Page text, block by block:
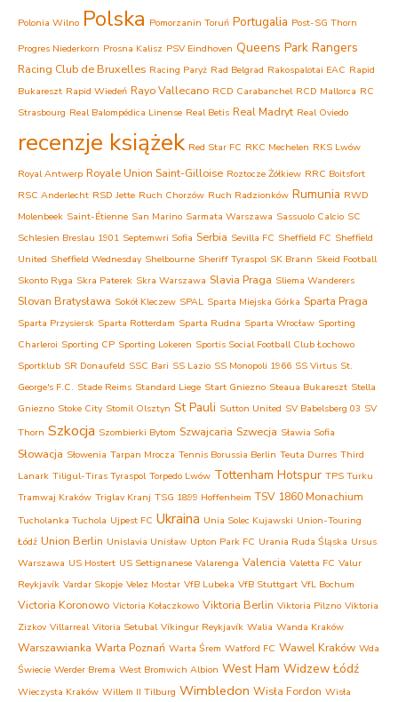
Polonia Wilno Polska Pomorzanin Toruń Portugalia Post-SG Thorn
Progres Niederkorn Prosna Kalisz PSV Eindhoven Queens Park Rangers
Racing Club de Bruxelles Racing Paryż Rad Belgrad Rakospalotai EAC Rapid
Bukareszt Rapid Wiedeń Rayo Vallecano RCD Carabanchel RCD Mallorca RC
Strasbourg Real Balompédica Linense Real Betis Real Madryt Real Oviedo
recenzje książek Red Star FC RKC Mechelen RKS Lwów
Royal Antwerp Royale Union Saint-Gilloise Roztocze Żółkiew RRC Boitsfort
RSC Anderlecht RSD Jette Ruch Chorzów Ruch Radzionków Rumunia RWD
Molenbeek Saint-Étienne San Marino Sarmata Warszawa Sassuolo Calcio SC
Schlesien Breslau 1901 Septemwri Sofia Serbia Sevilla FC Sheffield FC Sheffield
United Sheffield Wednesday Shelbourne Sheriff Tyraspol SK Brann Skeid Football
Skonto Ryga Skra Paterek Skra Warszawa Slavia Praga Sliema Wanderers
Slovan Bratysława Sokół Kleczew SPAL Sparta Miejska Górka Sparta Praga
Sparta Przysiersk Sparta Rotterdam Sparta Rudna Sparta Wrocław Sporting
Charleroi Sporting CP Sporting Lokeren Sportis Social Football Club Łochowo
Sportklub SR Donaufeld SSC Bari SS Lazio SS Monopoli 1966 SS Virtus St.
George's F.C. Stade Reims Standard Liege Start Gniezno Steaua Bukareszt Stella
Gniezno Stoke City Stomil Olsztyn St Pauli Sutton United SV Babelsberg 03 SV
Thorn Szkocja Szombierki Bytom Szwajcaria Szwecja Sławia Sofia
Słowacja Słowenia Tarpan Mrocza Tennis Borussia Berlin Teuta Durres Third
Lanark Tiligul-Tiras Tyraspol Torpedo Lwów Tottenham Hotspur TPS Turku
Tramwaj Kraków Triglav Kranj TSG 1899 Hoffenheim TSV 1860 Monachium
Tucholanka Tuchola Ujpest FC Ukraina Unia Solec Kujawski Union-Touring
Łódź Union Berlin Unislavia Unisław Upton Park FC Urania Ruda Śląska Ursus
Warszawa US Hostert US Settignanese Valarenga Valencia Valetta FC Valur
Reykjavík Vardar Skopje Velez Mostar VfB Lubeka VfB Stuttgart VfL Bochum
Victoria Koronowo Victoria Kołaczkowo Viktoria Berlin Viktoria Pilzno Viktoria
Zizkov Villarreal Vitoria Setubal Víkingur Reykjavík Walia Wanda Kraków
Warszawianka Warta Poznań Warta Śrem Watford FC Wawel Kraków Wda
Świecie Werder Brema West Bromwich Albion West Ham Widzew Łódź
Wieczysta Kraków Willem II Tilburg Wimbledon Wisła Fordon Wisła